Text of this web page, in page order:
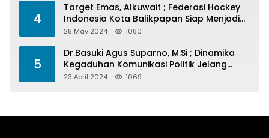
4
Target Emas, Alkuwait ; Federasi Hockey
Indonesia Kota Balikpapan Siap Menjadi
Barometer Prestasi Di Kaltim
28 May 2024 1080
5
Dr.Basuki Agus Suparno, M.Si ; Dinamika
Kegaduhan Komunikasi Politik Jelang
Pesta Politik 2024
23 April 2024 1069